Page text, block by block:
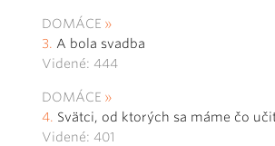
DOMÁCE
A bola svadba
Videné: 444
DOMÁCE
Svätci, od ktorých sa máme čo
Videné: 401